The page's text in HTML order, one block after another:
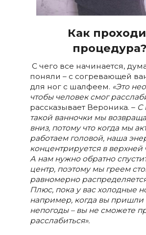
Как
процедура?
С чего все начинается,
поняли – с согревающей
для ног с шалфеем. «Это
чтобы человек смог
рассказывает Вероника. – С
такой ванночки мы
вниз, потому что когда мы
работаем головой, наша
концентрируется в верхней
А нам нужно обратно
центр, поэтому мы греем
равномерно
Плюс, пока у вас холодные
например, когда вы пришли
непогоды – вы не сможете
расслабиться».